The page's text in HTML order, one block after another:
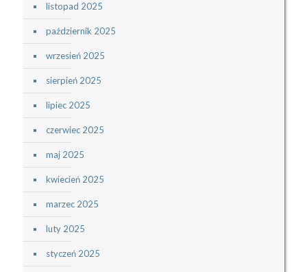
listopad 2025
październik 2025
wrzesień 2025
sierpień 2025
lipiec 2025
czerwiec 2025
maj 2025
kwiecień 2025
marzec 2025
luty 2025
styczeń 2025